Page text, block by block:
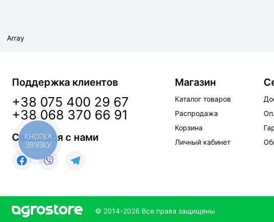
Array
Поддержка клиентов
+38 075 400 29 67
+38 068 370 66 91
Связаться с нами
Магазин
Каталог товаров
Распродажа
Корзина
Личный кабинет
© 2014-2026 Все права защищены
КНОПКА
ЗВ'ЯЗКУ